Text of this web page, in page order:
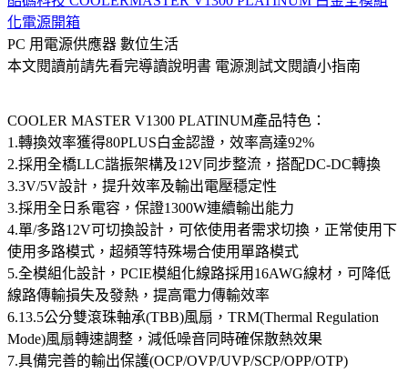
化電源開箱
PC 用電源供應器 數位生活
本文閱讀前請先看完導讀說明書 電源測試文閱讀小指南
COOLER MASTER V1300 PLATINUM產品特色：
1.轉換效率獲得80PLUS白金認證，效率高達92%
2.採用全橋LLC諧振架構及12V同步整流，搭配DC-DC轉換
3.3V/5V設計，提升效率及輸出電壓穩定性
3.採用全日系電容，保證1300W連續輸出能力
4.單/多路12V可切換設計，可依使用者需求切換，正常使用下
使用多路模式，超頻等特殊場合使用單路模式
5.全模組化設計，PCIE模組化線路採用16AWG線材，可降低
線路傳輸損失及發熱，提高電力傳輸效率
6.13.5公分雙滾珠軸承(TBB)風扇，TRM(Thermal Regulation
Mode)風扇轉速調整，減低噪音同時確保散熱效果
7.具備完善的輸出保護(OCP/OVP/UVP/SCP/OPP/OTP)